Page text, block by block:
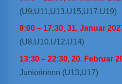
(U9,U11,U13,U15,U17,U19)
9:00 – 17:30, 31. Januar
(U8,U10,U12,U14)
13:30 – 22:30, 20. Februar
Juniorinnen (U13,U17)